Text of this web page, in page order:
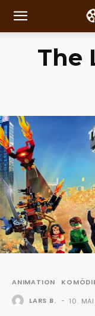
The
ANIMATION
LARS B. - 10.